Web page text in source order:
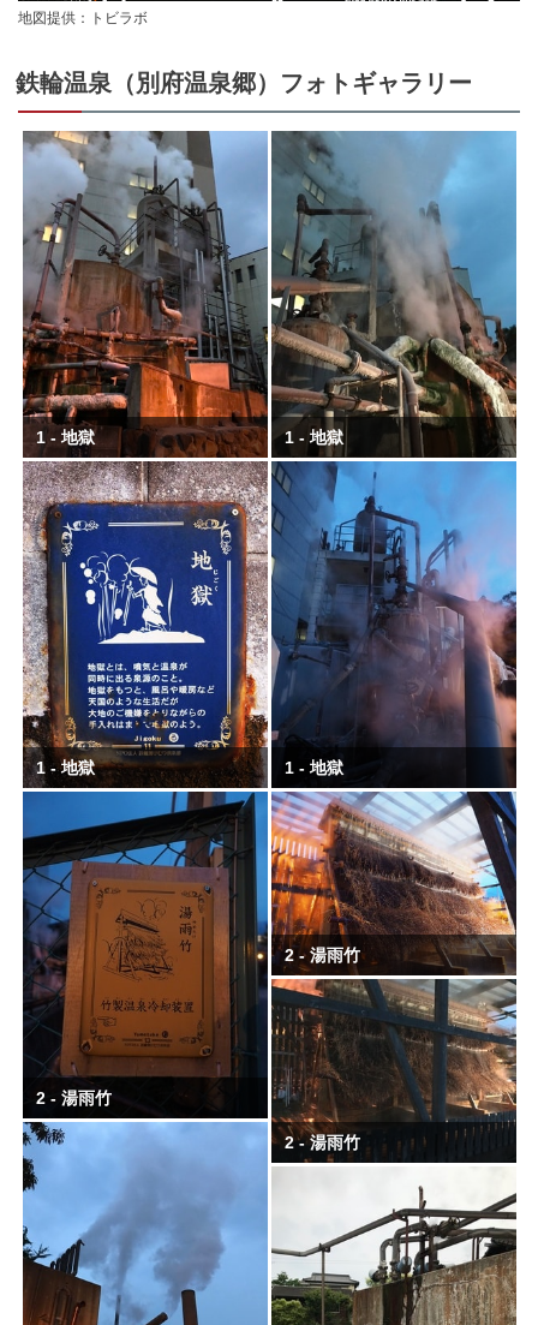
地図提供：トビラボ
鉄輪温泉（別府温泉郷）フォトギャラリー
1 - 地獄 1 - 地獄
1 - 地獄 1 - 地獄
2 - 湯雨竹
2 - 湯雨竹
2 - 湯雨竹